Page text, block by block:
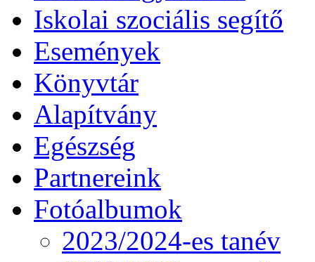
Iskolai szociális segítő
Események
Könyvtár
Alapítvány
Egészség
Partnereink
Fotóalbumok
2023/2024-es tanév